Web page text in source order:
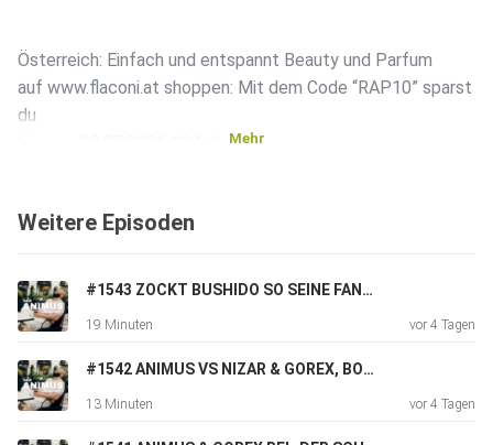
Österreich: Einfach und entspannt Beauty und Parfum
auf www.flaconi.at shoppen: Mit dem Code “RAP10” sparst
du
Schweiz: Einfach und entspannt Beauty und Parfum
du
bis zum 20.05.2026 10 % *
*Der Raba gilt nicht auf ausgeschlossene Marken und
Mehr
Weitere Episoden
#1543 ZOCKT BUSHIDO SO SEINE FANS AB?
19 Minuten vor 4 Tagen
#1542 ANIMUS VS NIZAR & GOREX, BOOTYBANDITZ, KNAST IST FÜR IDIOTEN UVM.
13 Minuten vor 4 Tagen